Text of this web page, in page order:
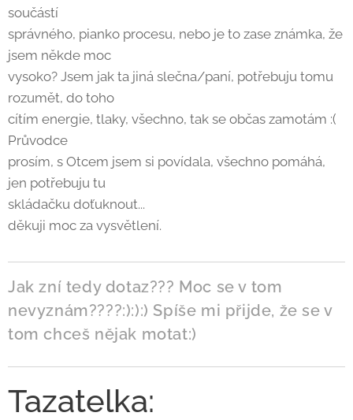
součástí
správného, pianko procesu, nebo je to zase známka, že
jsem někde moc
vysoko? Jsem jak ta jiná slečna/paní, potřebuju tomu
rozumět, do toho
cítím energie, tlaky, všechno, tak se občas zamotám :(
Průvodce
prosím, s Otcem jsem si povídala, všechno pomáhá,
jen potřebuju tu
skládačku doťuknout...
děkuji moc za vysvětlení.
Jak zní tedy dotaz??? Moc se v tom
nevyznám????:):):) Spíše mi přijde, že se v
tom chceš nějak motat:)
Tazatelka: